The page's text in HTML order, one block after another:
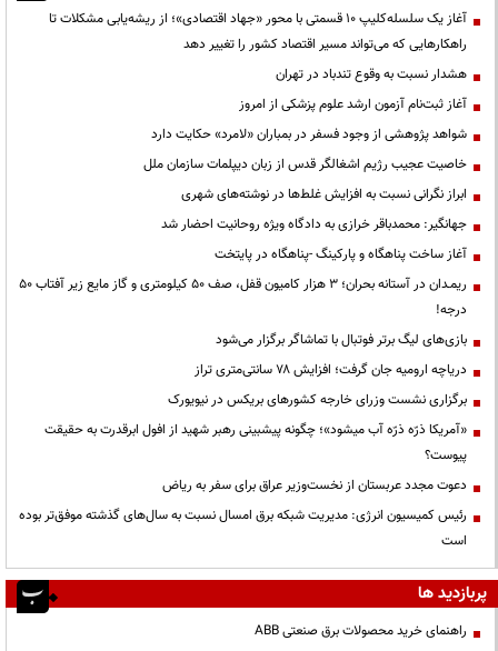
آغاز یک سلسله‌کلیپ ۱۰ قسمتی با محور «جهاد اقتصادی»؛ از ریشه‌یابی مشکلات تا
راهکارهایی که می‌تواند مسیر اقتصاد کشور را تغییر دهد
هشدار نسبت به وقوع تندباد در تهران
آغاز ثبت‌نام آزمون ارشد علوم پزشکی از امروز
شواهد پژوهشی از وجود فسفر در بمباران «لامرد» حکایت دارد
خاصیت عجیب رژیم اشغالگر قدس از زبان دیپلمات سازمان ملل
ابراز نگرانی نسبت به افزایش غلط‌ها در نوشته‌های شهری
جهانگیر: محمدباقر خرازی به دادگاه ویژه روحانیت احضار شد
آغاز ساخت پناهگاه و پارکینگ -پناهگاه در پایتخت
ریمـدان در آستانه بحران؛ ۳ هزار کامیون قفل، صف ۵۰ کیلومتری و گاز مایع زیر آفتاب ۵۰
درجه!
بازی‌های لیگ برتر فوتبال با تماشاگر برگزار می‌شود
دریاچه ارومیه جان گرفت؛ افزایش ۷۸ سانتی‌متری تراز
برگزاری نشست وزرای خارجه کشورهای بریکس در نیویورک
«آمریکا ذرّه ذرّه آب میشود»؛ چگونه پیشبینی رهبر شهید از افول ابرقدرت به حقیقت
پیوست؟
دعوت مجدد عربستان از نخست‌وزیر عراق برای سفر به ریاض
رئیس کمیسیون انرژی: مدیریت شبکه برق امسال نسبت به سال‌های گذشته موفق‌تر بوده
است
پربازدید ها
راهنمای خرید محصولات برق صنعتی ABB